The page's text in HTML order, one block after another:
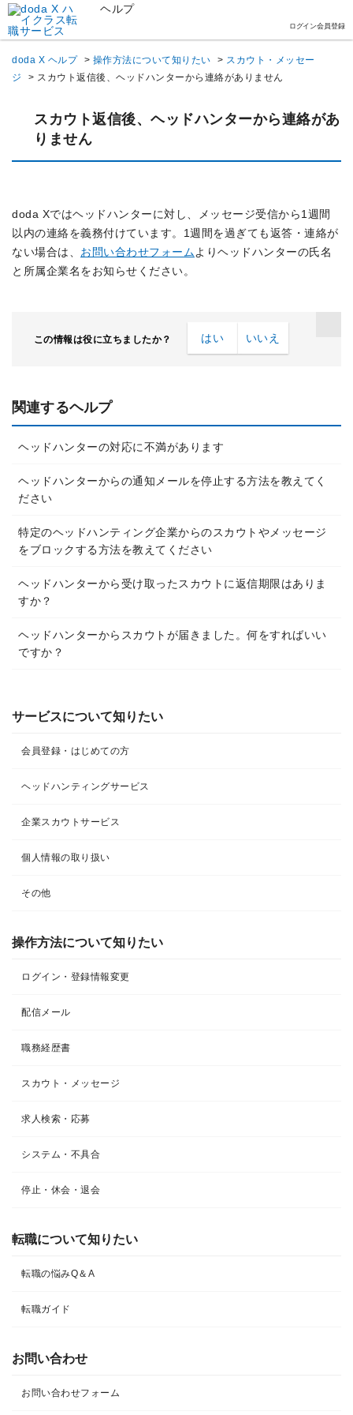
ヘルプ
ログイン会員登録
doda X ヘルプ > 操作方法について知りたい > スカウト・メッセー
ジ
> スカウト返信後、ヘッドハンターから連絡がありません
サービスについて知りたい
会員登録・はじめての方
ヘッドハンティングサービス
企業スカウトサービス
個人情報の取り扱い
その他
操作方法について知りたい
ログイン・登録情報変更
配信メール
職務経歴書
スカウト・メッセージ
求人検索・応募
システム・不具合
停止・休会・退会
転職について知りたい​
転職の悩みQ＆A​
転職ガイド
お問い合わせ
お問い合わせフォーム
スカウト返信後、ヘッドハンターから連絡があ
りません
doda Xではヘッドハンターに対し、メッセージ受信から1週間
以内の連絡を義務付けています。1週間を過ぎても返答・連絡が
ない場合は、 お問い合わせフォームよりヘッドハンターの氏名
と所属企業名をお知らせください。
この情報は役に立ちましたか？ はい いいえ
関連するヘルプ
ヘッドハンターの対応に不満があります
ヘッドハンターからの通知メールを停止する方法を教えてく
ださい
特定のヘッドハンティング企業からのスカウトやメッセージ
をブロックする方法を教えてください
ヘッドハンターから受け取ったスカウトに返信期限はありま
すか？
ヘッドハンターからスカウトが届きました。何をすればいい
ですか？